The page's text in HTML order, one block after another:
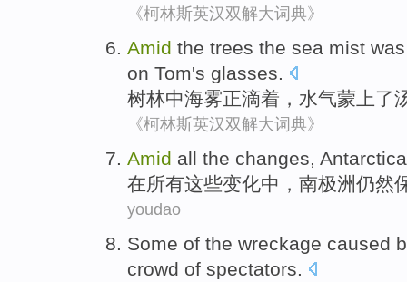
《柯林斯英汉双解大词典》
Amid the trees the sea mist
on Tom's glasses.
树林中海雾正滴着 ， 水气蒙上了
《柯林斯英汉双解大词典》
Amid all the changes, Antarctica
在所有这些变化中， 南极洲仍然
youdao
Some of the wreckage caused
crowd of spectators